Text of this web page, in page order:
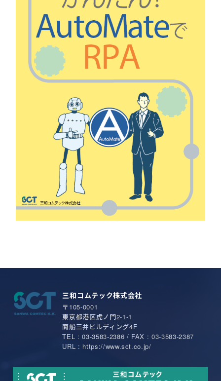
三和コムテック株式会社
〒105-0001
東京都港区虎ノ門2-1-1
商船三井ビルディング4F
TEL : 03-3583-2386 / FAX : 03-3583-2387
URL : https://www.sct.co.jp/